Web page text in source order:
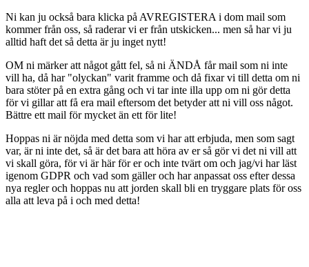
Ni kan ju också bara klicka på AVREGISTERA i dom mail som
kommer från oss, så raderar vi er från utskicken... men så har vi ju
alltid haft det så detta är ju inget nytt!
OM ni märker att något gått fel, så ni ÄNDÅ får mail som ni inte
vill ha, då har "olyckan" varit framme och då fixar vi till detta om ni
bara stöter på en extra gång och vi tar inte illa upp om ni gör detta
för vi gillar att få era mail eftersom det betyder att ni vill oss något.
Bättre ett mail för mycket än ett för lite!
Hoppas ni är nöjda med detta som vi har att erbjuda, men som sagt
var, är ni inte det, så är det bara att höra av er så gör vi det ni vill att
vi skall göra, för vi är här för er och inte tvärt om och jag/vi har läst
igenom GDPR och vad som gäller och har anpassat oss efter dessa
nya regler och hoppas nu att jorden skall bli en tryggare plats för oss
alla att leva på i och med detta!